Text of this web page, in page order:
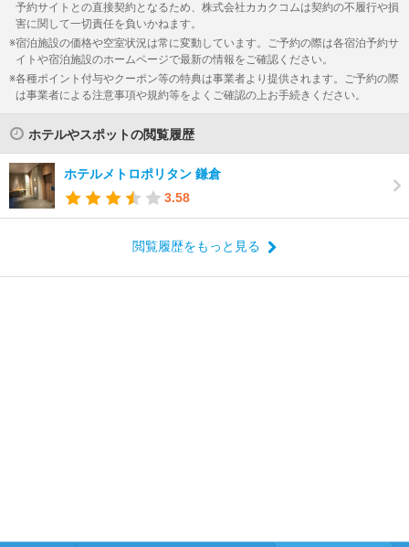
予約サイトとの直接契約となるため、株式会社カカクコムは契約の不履行や損
害に関して一切責任を負いかねます。
宿泊施設の価格や空室状況は常に変動しています。ご予約の際は各宿泊予約サ
イトや宿泊施設のホームページで最新の情報をご確認ください。
各種ポイント付与やクーポン等の特典は事業者より提供されます。ご予約の際
は事業者による注意事項や規約等をよくご確認の上お手続きください。
ホテルやスポットの閲覧履歴
ホテルメトロポリタン 鎌倉
3.58
閲覧履歴をもっと見る